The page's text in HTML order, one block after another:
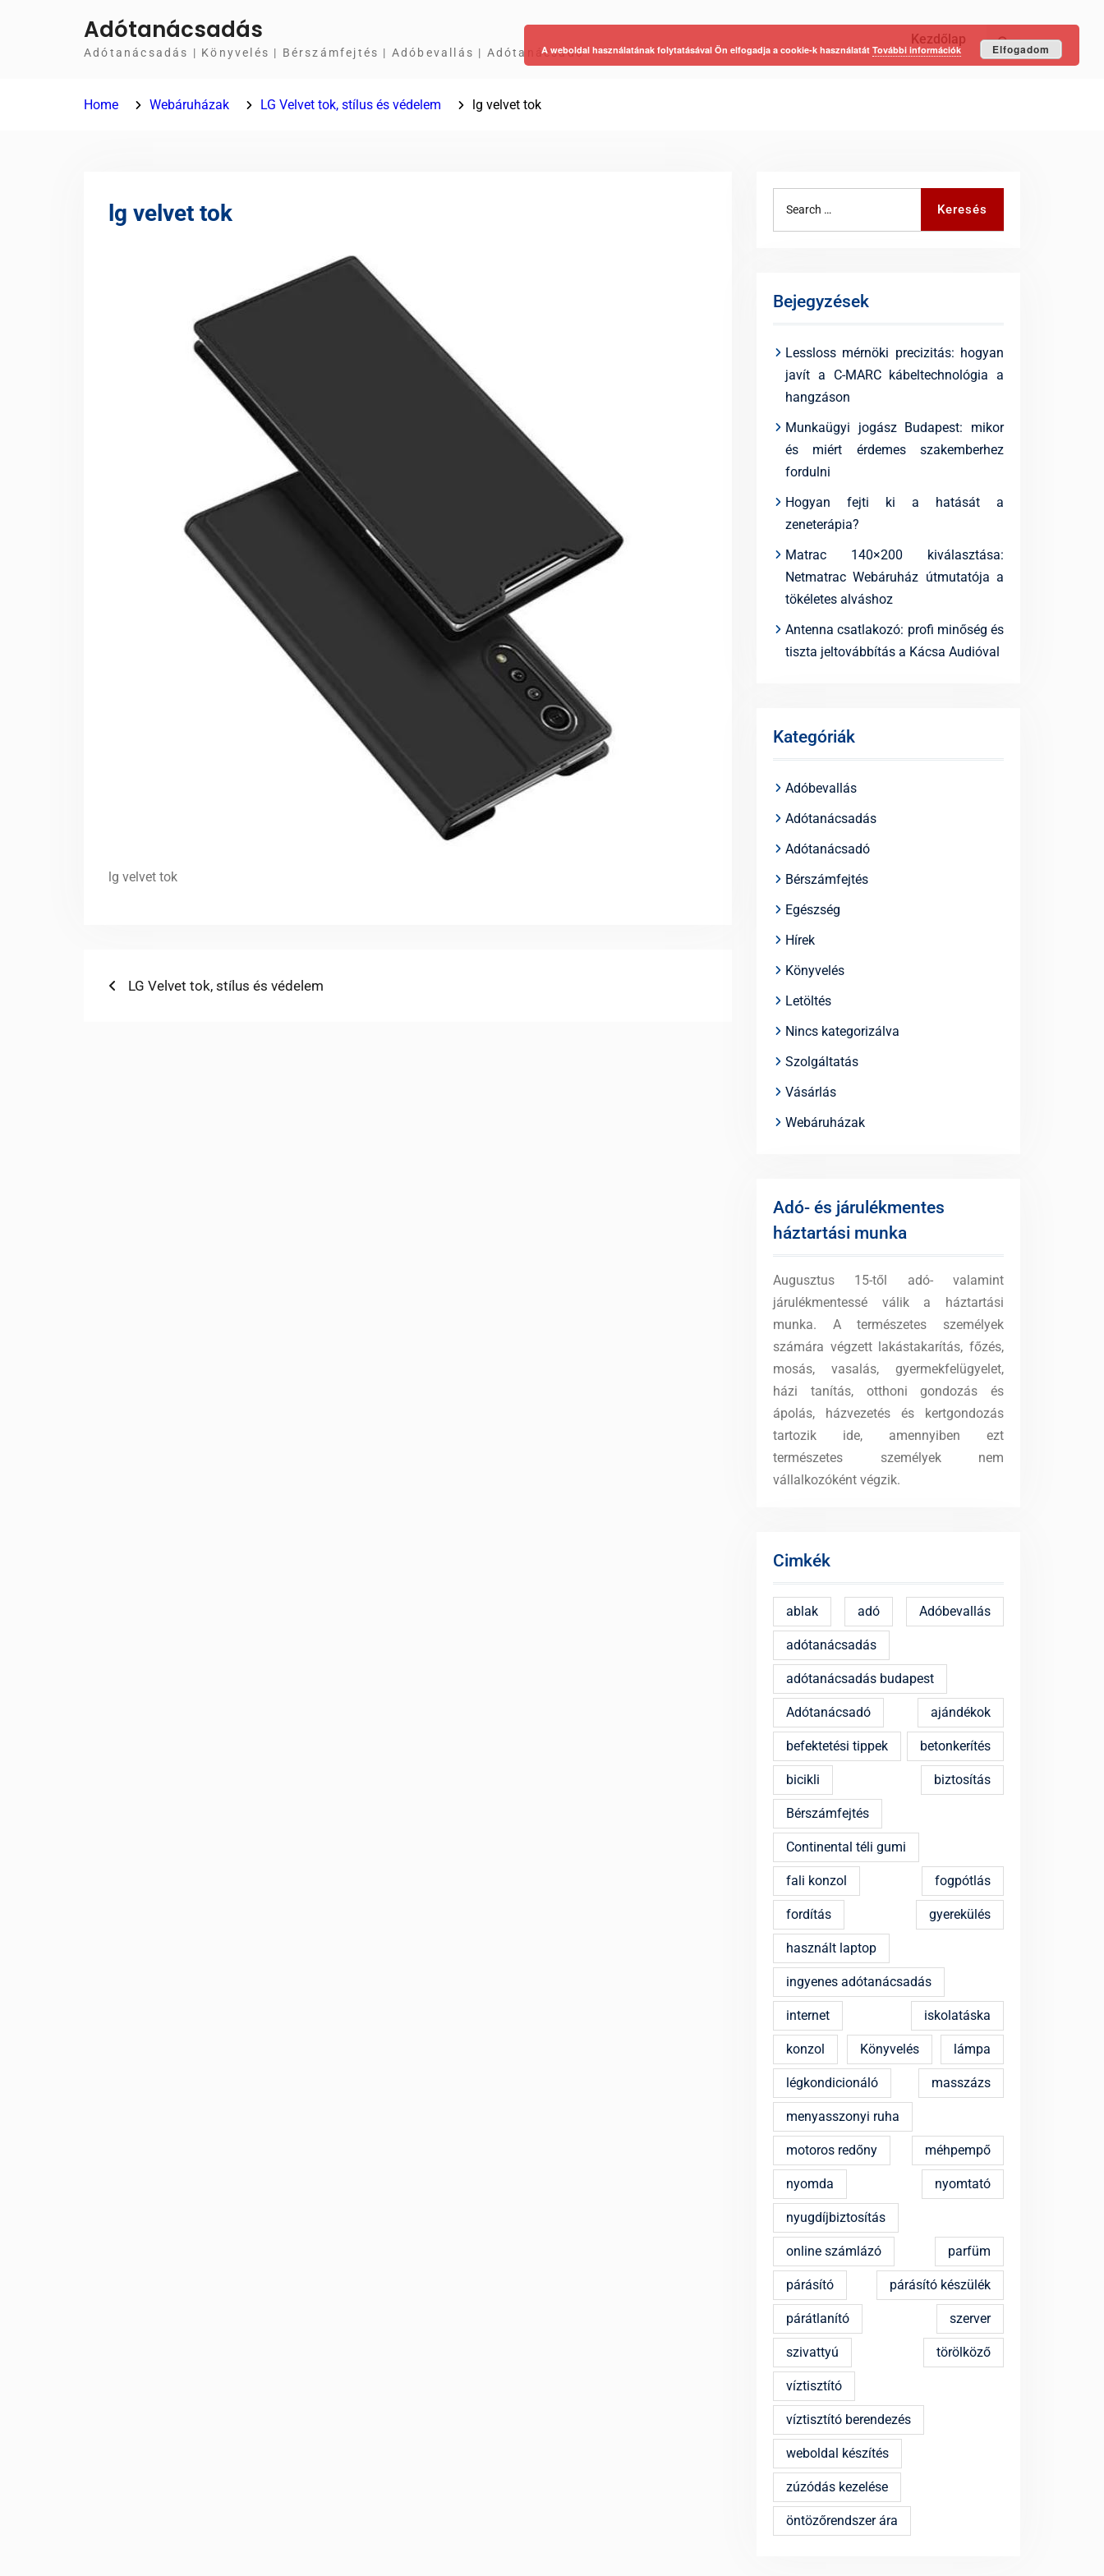
Adótanácsadás
Adótanácsadás | Könyvelés | Bérszámfejtés | Adóbevallás | Adótanácsadó
Kezdőlap Keresés
Home Webáruházak LG Velvet tok, stílus és védelem lg velvet tok
lg velvet tok
lg velvet tok
Bejegyzés
Previous
LG Velvet tok, stílus és védelem
Keresés
Bejegyzések
Lessloss mérnöki precizitás: hogyan
javít a C-MARC kábeltechnológia a
hangzáson
Munkaügyi jogász Budapest: mikor
és miért érdemes szakemberhez
fordulni
Hogyan fejti ki a hatását a
zeneterápia?
Matrac 140×200 kiválasztása:
Netmatrac Webáruház útmutatója a
tökéletes alváshoz
Antenna csatlakozó: profi minőség és
tiszta jeltovábbítás a Kácsa Audióval
Kategóriák
Adóbevallás
Adótanácsadás
Adótanácsadó
Bérszámfejtés
Egészség
Hírek
Könyvelés
Letöltés
Nincs kategorizálva
Szolgáltatás
Vásárlás
Webáruházak
Adó- és járulékmentes
háztartási munka
Augusztus 15-től adó- valamint
járulékmentessé válik a háztartási
munka. A természetes személyek
számára végzett lakástakarítás, főzés,
mosás, vasalás, gyermekfelügyelet,
házi tanítás, otthoni gondozás és
ápolás, házvezetés és kertgondozás
tartozik ide, amennyiben ezt
természetes személyek nem
vállalkozóként végzik.
Cimkék
ablak adó Adóbevallás
adótanácsadás
adótanácsadás budapest
Adótanácsadó ajándékok
befektetési tippek betonkerítés
bicikli biztosítás
Bérszámfejtés
Continental téli gumi
fali konzol fogpótlás
fordítás gyerekülés
használt laptop
ingyenes adótanácsadás
internet iskolatáska
konzol Könyvelés lámpa
légkondicionáló masszázs
menyasszonyi ruha
motoros redőny méhpempő
nyomda nyomtató
nyugdíjbiztosítás
online számlázó parfüm
párásító párásító készülék
párátlanító szerver
szivattyú törölköző
víztisztító
víztisztító berendezés
weboldal készítés
zúzódás kezelése
öntözőrendszer ára
A weboldal használatának folytatásával Ön elfogadja a cookie-k használatát További információk Elfogadom